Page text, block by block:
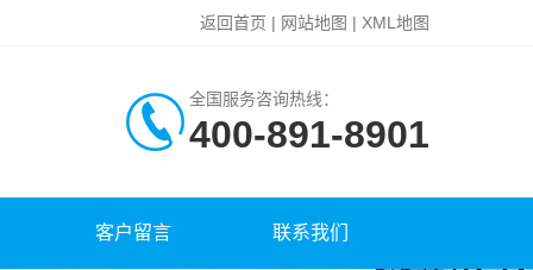
返回首页 | 网站地图 | XML地图
全国服务咨询热线：
400-891-8901
客户留言 联系我们